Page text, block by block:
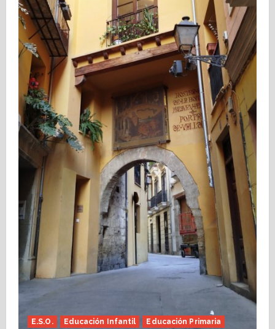
E.S.O. Educación Infantil
Educación Primaria